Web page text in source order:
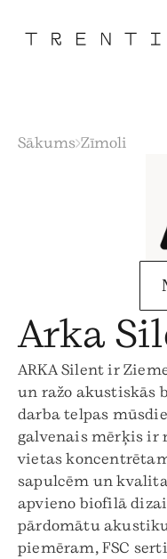
Sākums Zīmoli
Arka
ARKA Silent ir
un ražo akustiskās
darba telpas
galvenais mērķis ir
vietas
sapulcēm un
apvieno biofilā
pārdomātu
piemēram, FSC